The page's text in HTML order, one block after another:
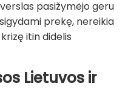
pasižymėjo geru
prekę, nereikia
itin didelis
Lietuvos ir